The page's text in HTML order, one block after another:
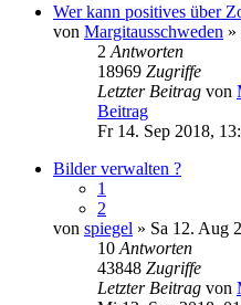
Wer kann positives über
von Margitausschweden »
2 Antworten
18969 Zugriffe
Letzter Beitrag von
Beitrag
Fr 14. Sep 2018,
Bilder verwalten ?
1
2
von spiegel » Sa 12. Aug
10 Antworten
43848 Zugriffe
Letzter Beitrag von